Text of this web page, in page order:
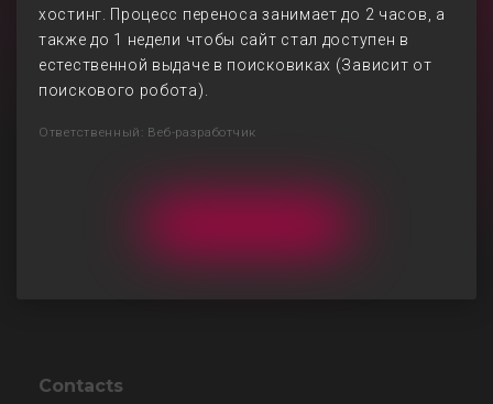
хостинг. Процесс переноса занимает до 2 часов, а
также до 1 недели чтобы сайт стал доступен в
естественной выдаче в поисковиках (Зависит от
поискового робота).
Ответственный: Веб-разработчик
Contacts